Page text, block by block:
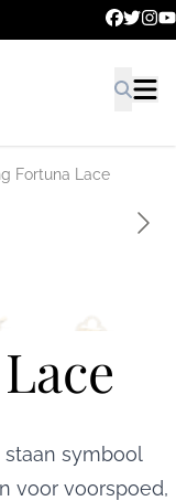
Fortuna Lace
symbool
voor voorspoed,